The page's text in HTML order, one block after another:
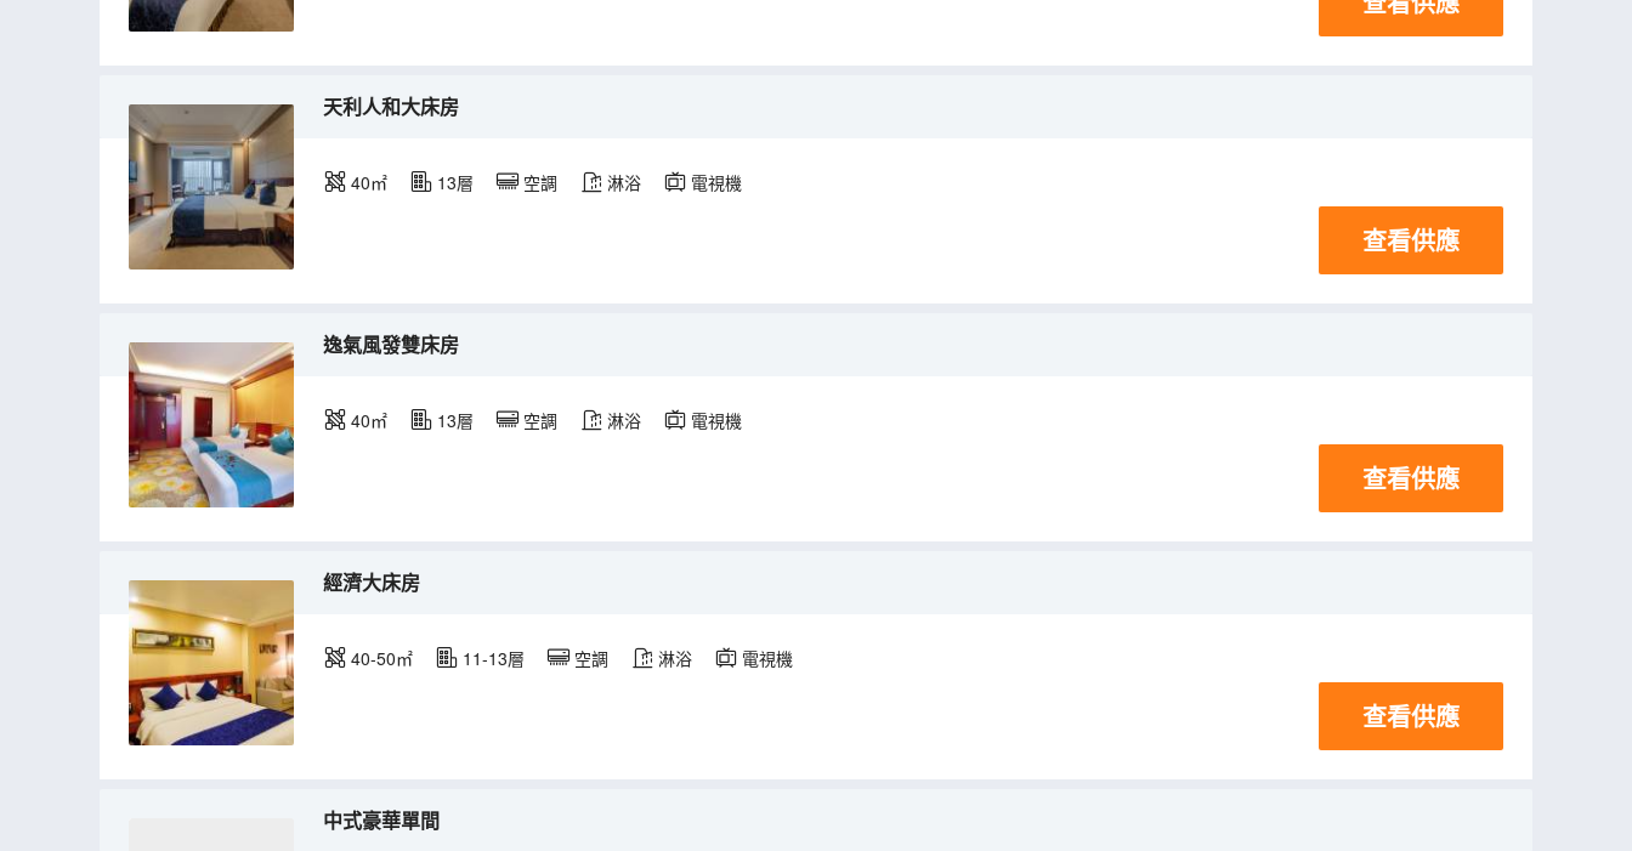
天利人和大床房
40㎡ 13層 空調 淋浴 電視機
查看供應
逸氣風發雙床房
40㎡ 13層 空調 淋浴 電視機
查看供應
經濟大床房
40-50㎡ 11-13層 空調 淋浴 電視機
查看供應
中式豪華單間